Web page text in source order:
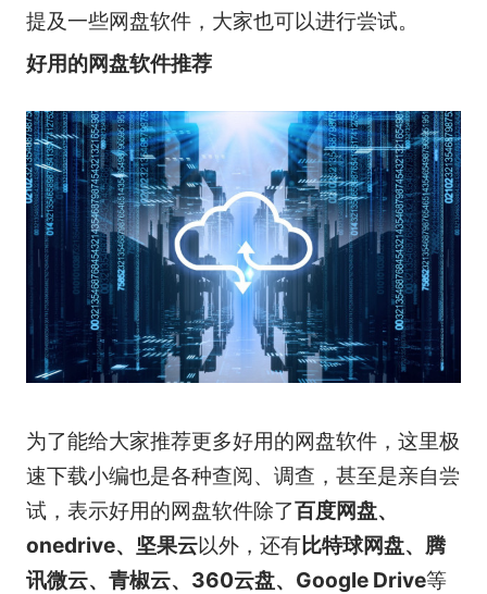
提及一些网盘软件，大家也可以进行尝试。
好用的网盘软件推荐
为了能给大家推荐更多好用的网盘软件，这里极
速下载小编也是各种查阅、调查，甚至是亲自尝
试，表示好用的网盘软件除了百度网盘、
onedrive、坚果云以外，还有比特球网盘、腾
讯微云、青椒云、360云盘、Google Drive等